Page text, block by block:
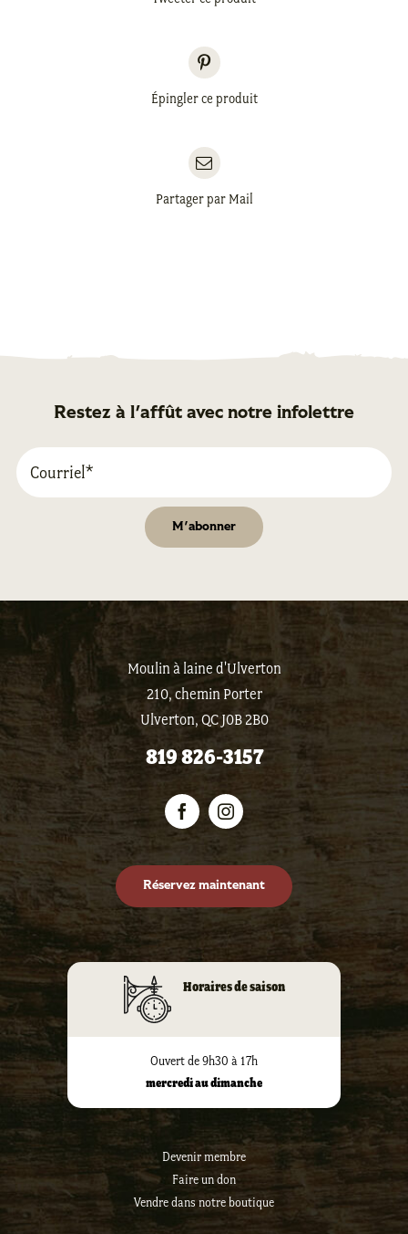
Épingler ce produit
Partager par Mail
Restez à l'affût avec notre infolettre
Moulin à laine d'Ulverton
210, chemin Porter
Ulverton, QC J0B 2B0
819 826-3157
Horaires de saison
Ouvert de 9h30 à 17h
mercredi au dimanche
Devenir membre
Faire un don
Vendre dans notre boutique
Réservez maintenant